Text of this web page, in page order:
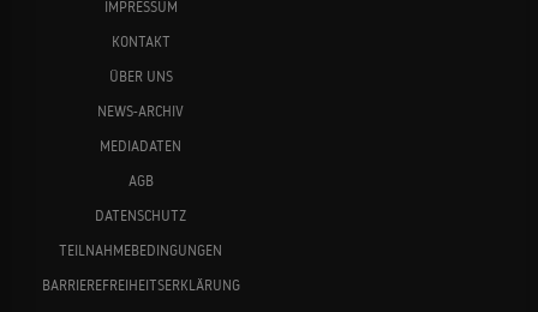
IMPRESSUM
KONTAKT
ÜBER UNS
NEWS-ARCHIV
MEDIADATEN
AGB
DATENSCHUTZ
TEILNAHMEBEDINGUNGEN
BARRIEREFREIHEITSERKLÄRUNG